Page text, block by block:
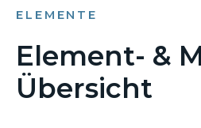
ELEMENTE
Element- &
Übersicht